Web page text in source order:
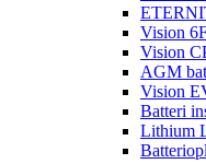
Vision
Vision
AGM
Vision
Batteri
Lithium